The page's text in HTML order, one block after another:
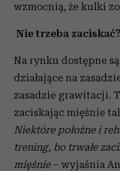
wzmocnią, że kulki
Nie trzeba zaciskać?
Na rynku dostępne
działające na
zasadzie grawitacji.
zaciskając mięśnie
Niektóre położne i
trening, bo trwałe
mięśnie– wyjaśnia